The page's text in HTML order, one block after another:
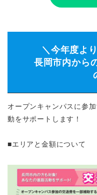
＼今年度よ
長岡市内から
オープンキャンパスに参
動をサポートします！
■エリアと金額について